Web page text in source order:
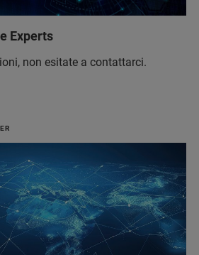
Experts
non esitate a contattarci.